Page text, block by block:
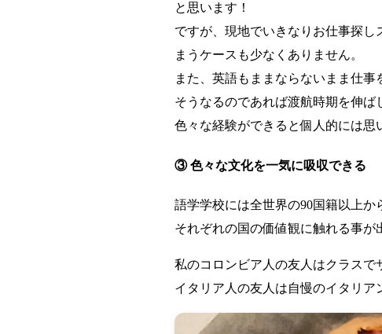
と思います！
ですが、現地でいきなりお仕事探
まうケースも少なくありません。
また、英語もままならないまま仕
そうなるのであれば渡航時期を伸
色々な経験ができると個人的には思
③ 色々な文化を一気に吸収できる
語学学校には全世界の90国籍以上か
それぞれの国の価値観に触れる事
私のコロンビア人の友人はクラスで
イタリア人の友人は自慢のイタリア